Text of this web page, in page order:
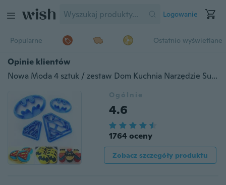
Logowanie
Popularne Ostatnio wyświetlane
Opinie klientów
Nowa Moda 4 sztuk / zestaw Dom Kuchnia Narzędzie Superman Batman W Kształcie Batman Herbatniki Ciasto Ciasto Cookie Mold Kremówka Cutter Ciasto Formy Dekorowanie
Ogólnie
4.6
1764 oceny
Zobacz szczegóły produktu